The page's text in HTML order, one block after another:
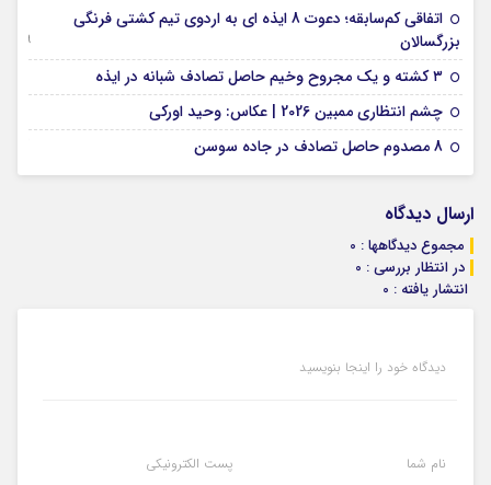
اتفاقی کم‌سابقه؛ دعوت 8 ایذه ای به اردوی تیم کشتی فرنگی
بزرگسالان
09 جولای 2026
۳ کشته و یک مجروح وخیم حاصل تصادف شبانه در ایذه
چشم انتظاری ممبین 2026 | عکاس: وحید اورکی
8 مصدوم حاصل تصادف در جاده سوسن
ارسال دیدگاه
مجموع دیدگاهها : 0
در انتظار بررسی : 0
انتشار یافته : 0
دیدگاه خود را اینجا بنویسید
نام شما پست الکترونیکی